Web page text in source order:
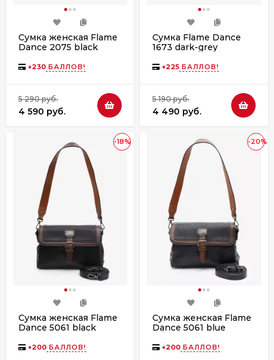
Сумка женская Flame
Dance 2075 black
+230 БАЛЛОВ!
5 290 руб.
4 590 руб.
Сумка Flame Dance
1673 dark-grey
+225 БАЛЛОВ!
5 190 руб.
4 490 руб.
-18%
Сумка женская Flame
Dance 5061 black
+200 БАЛЛОВ!
-20%
Сумка женская Flame
Dance 5061 blue
+200 БАЛЛОВ!